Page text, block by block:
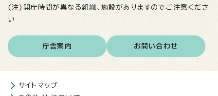
(注)開庁時間が異なる組織、施設がありますのでご注意くださ
い
庁舎案内 お問い合わせ
サイトマップ